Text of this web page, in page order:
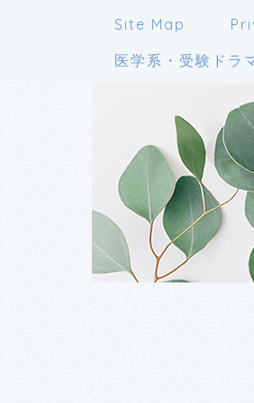
Site Map
医学系・受験ドラ